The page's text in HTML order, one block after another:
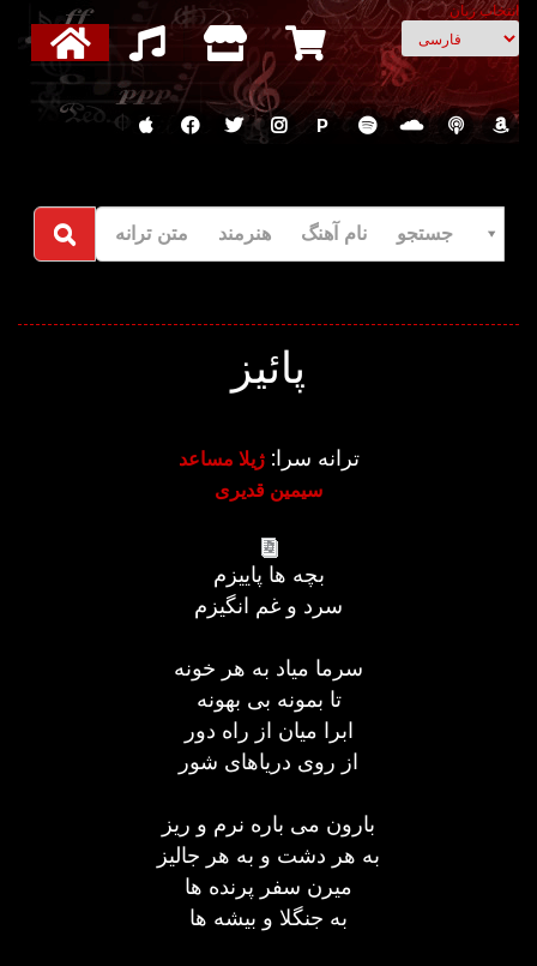
انتخاب زبان
P
جستجو نام آهنگ هنرمند متن ترانه
پائیز
ترانه سرا:ژیلا مساعد
سیمین قدیری
بچه ها پاييزم
سرد و غم انگيزم
سرما مياد به هر خونه
تا بمونه بی بهونه
ابرا ميان از راه دور
از روی درياهای شور
بارون می باره نرم و ريز
به هر دشت و به هر جاليز
ميرن سفر پرنده ها
به جنگلا و بيشه ها